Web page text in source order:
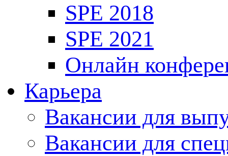
SPE 2018
SPE 2021
Онлайн
Карьера
Вакансии для
Вакансии для